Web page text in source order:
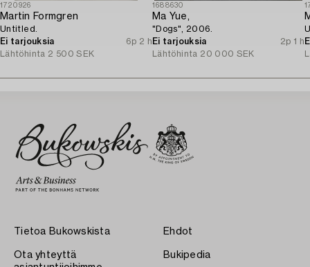
1720926
Martin Formgren
Untitled.
Ei tarjouksia
6p 2 h
Lähtöhinta 2 500 SEK
1688630
Ma Yue,
"Dogs", 2006.
Ei tarjouksia
2p 1 h
Lähtöhinta 20 000 SEK
Tietoa Bukowskista
Ota yhteyttä
Ehdot
Bukipedia